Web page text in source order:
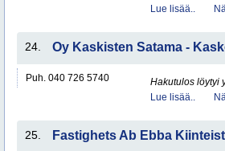
Lue lisää..
24. Oy Kaskisten Satama -
Puh. 040 726 5740
Hakutulos löytyi
Lue lisää..
25. Fastighets Ab Ebba